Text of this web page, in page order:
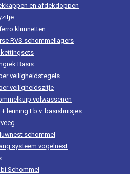
en afdekdoppen
klimnetten
RVS schommellagers
kettingsets
Basis
veiligheidstegels
veiligheidszitje
volwassenen
+ leuning t.b.v. basishuisjes
schommel
systeem vogelnest
Schommel